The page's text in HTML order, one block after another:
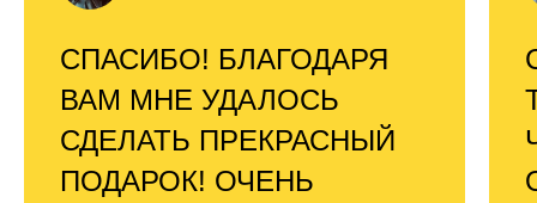
СПАСИБО! БЛАГОДАРЯ
ВАМ МНЕ УДАЛОСЬ
СДЕЛАТЬ ПРЕКРАСНЫЙ
ПОДАРОК! ОЧЕНЬ